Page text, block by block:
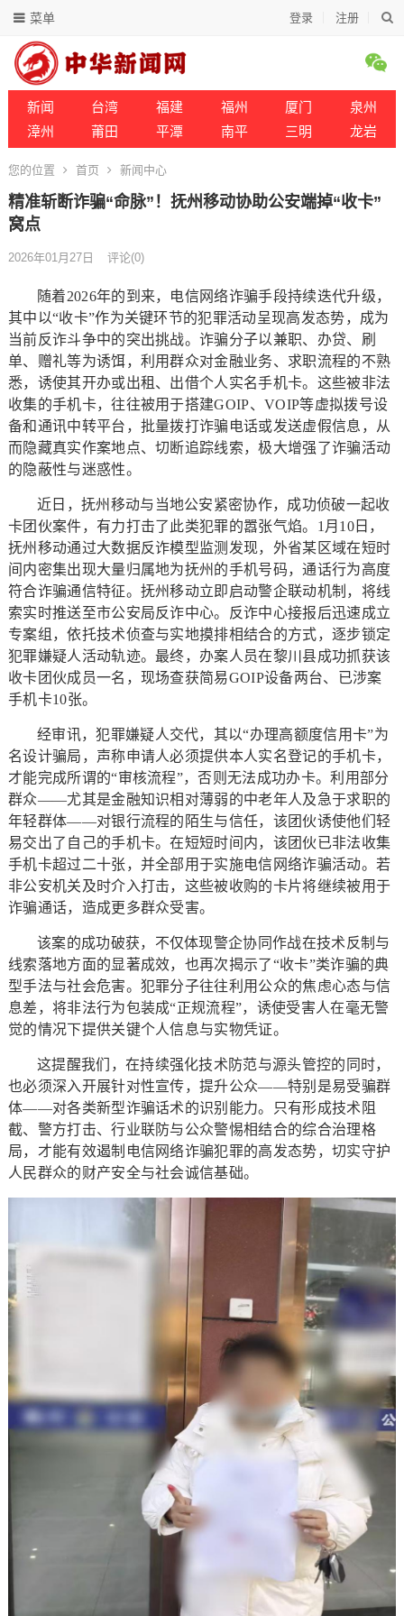
登录 注册
菜单
新闻 台湾 福建 福州 厦门
泉州
漳州
莆田 平潭 南平 三明 龙岩
您的位置 首页 新闻中心
精准斩断诈骗“命脉”！抚州移动协助公安端掉“收卡”
窝点
2026年01月27日 评论(0)
随着2026年的到来，电信网络诈骗手段持续迭代升级，
其中以“收卡”作为关键环节的犯罪活动呈现高发态势，成为
当前反诈斗争中的突出挑战。诈骗分子以兼职、办贷、刷
单、赠礼等为诱饵，利用群众对金融业务、求职流程的不熟
悉，诱使其开办或出租、出借个人实名手机卡。这些被非法
收集的手机卡，往往被用于搭建GOIP、VOIP等虚拟拨号设
备和通讯中转平台，批量拨打诈骗电话或发送虚假信息，从
而隐藏真实作案地点、切断追踪线索，极大增强了诈骗活动
的隐蔽性与迷惑性。
近日，抚州移动与当地公安紧密协作，成功侦破一起收
卡团伙案件，有力打击了此类犯罪的嚣张气焰。1月10日，
抚州移动通过大数据反诈模型监测发现，外省某区域在短时
间内密集出现大量归属地为抚州的手机号码，通话行为高度
符合诈骗通信特征。抚州移动立即启动警企联动机制，将线
索实时推送至市公安局反诈中心。反诈中心接报后迅速成立
专案组，依托技术侦查与实地摸排相结合的方式，逐步锁定
犯罪嫌疑人活动轨迹。最终，办案人员在黎川县成功抓获该
收卡团伙成员一名，现场查获简易GOIP设备两台、已涉案
手机卡10张。
经审讯，犯罪嫌疑人交代，其以“办理高额度信用卡”为
名设计骗局，声称申请人必须提供本人实名登记的手机卡，
才能完成所谓的“审核流程”，否则无法成功办卡。利用部分
群众——尤其是金融知识相对薄弱的中老年人及急于求职的
年轻群体——对银行流程的陌生与信任，该团伙诱使他们轻
易交出了自己的手机卡。在短短时间内，该团伙已非法收集
手机卡超过二十张，并全部用于实施电信网络诈骗活动。若
非公安机关及时介入打击，这些被收购的卡片将继续被用于
诈骗通话，造成更多群众受害。
该案的成功破获，不仅体现警企协同作战在技术反制与
线索落地方面的显著成效，也再次揭示了“收卡”类诈骗的典
型手法与社会危害。犯罪分子往往利用公众的焦虑心态与信
息差，将非法行为包装成“正规流程”，诱使受害人在毫无警
觉的情况下提供关键个人信息与实物凭证。
这提醒我们，在持续强化技术防范与源头管控的同时，
也必须深入开展针对性宣传，提升公众——特别是易受骗群
体——对各类新型诈骗话术的识别能力。只有形成技术阻
截、警方打击、行业联防与公众警惕相结合的综合治理格
局，才能有效遏制电信网络诈骗犯罪的高发态势，切实守护
人民群众的财产安全与社会诚信基础。